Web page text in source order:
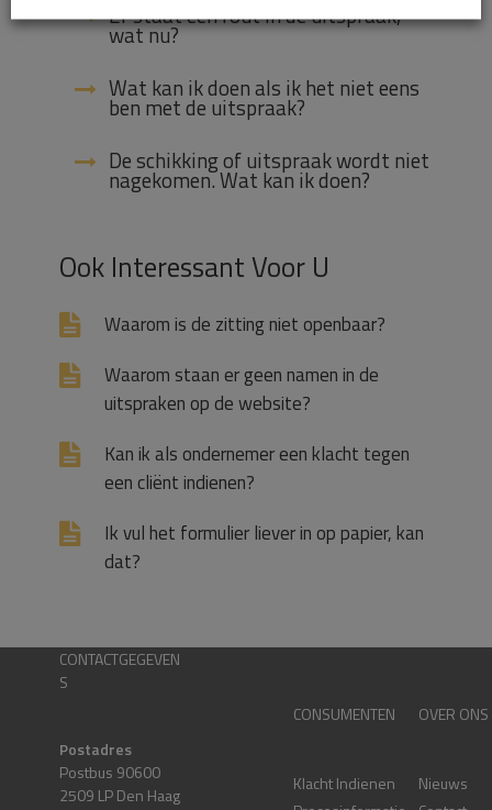
Er staat een fout in de uitspraak,
wat nu?
Wat kan ik doen als ik het niet eens
ben met de uitspraak?
De schikking of uitspraak wordt niet
nagekomen. Wat kan ik doen?
Ook Interessant Voor U
Waarom is de zitting niet openbaar?
Waarom staan er geen namen in de
uitspraken op de website?
Kan ik als ondernemer een klacht tegen
een cliënt indienen?
Ik vul het formulier liever in op papier, kan
dat?
CONTACTGEGEVEN
S
Postadres
Postbus 90600
2509 LP Den Haag
CONSUMENTEN
Klacht Indienen
OVER ONS
Nieuws